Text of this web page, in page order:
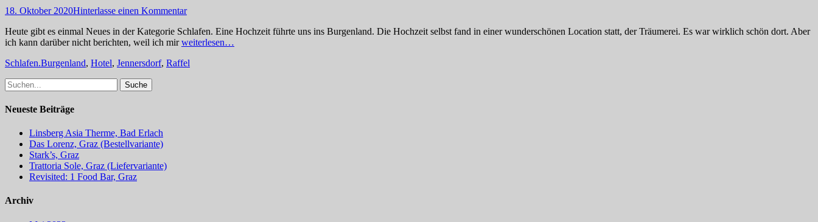
Posted
18. Oktober 2020Hinterlasse einen Kommentar
Heute gibt es einmal Neues in der Kategorie Schlafen. Eine Hochzeit führte uns ins Burgenland. Die Hochzeit selbst fand in einer wunderschönen Location statt, der Träumerei. Es war wirklich schön dort. Aber
ich kann darüber nicht berichten, weil ich mirweiterlesen…
Kategorien
Schlafen.Schlagworte
Burgenland, Hotel, Jennersdorf, Raffel
Suche
nach:
Neueste Beiträge
Linsberg Asia Therme, Bad Erlach
Das Lorenz, Graz (Bestellvariante)
Stark’s, Graz
Trattoria Sole, Graz (Liefervariante)
Revisited: 1 Food Bar, Graz
Archiv